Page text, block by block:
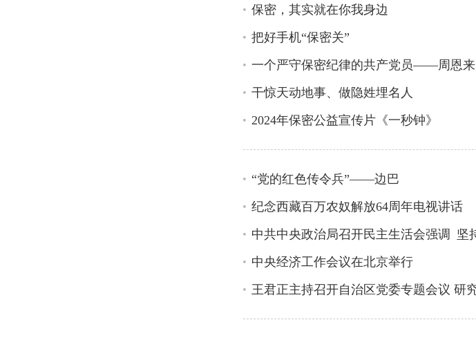
保密，其实就在你我身边
把好手机“保密关”
一个严守保密纪律的共产党员——周恩来
干惊天动地事、做隐姓埋名人
2024年保密公益宣传片《一秒钟》
“党的红色传令兵”——边巴
纪念西藏百万农奴解放64周年电视讲话
中央经济工作会议在北京举行